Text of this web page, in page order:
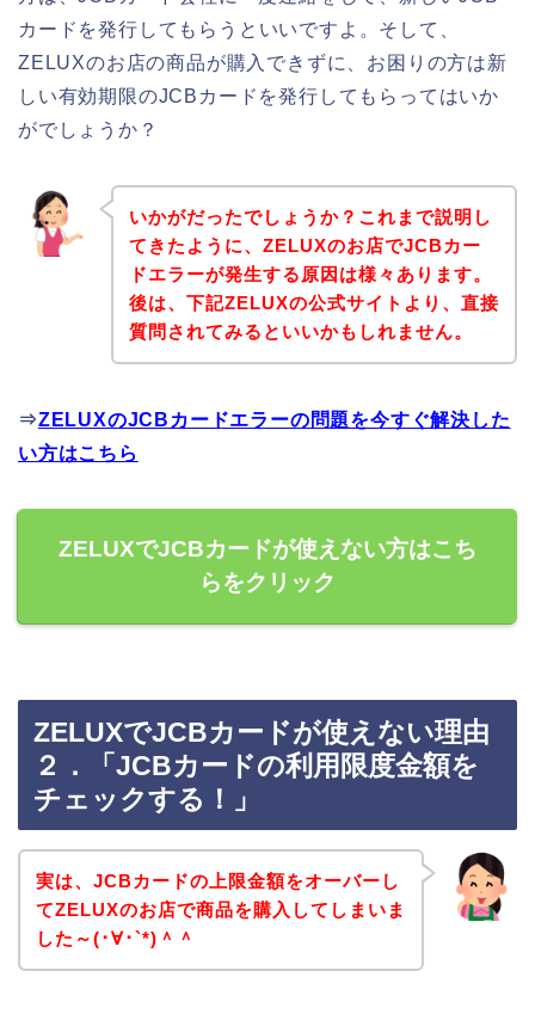
カードを発行してもらうといいですよ。そして、
ZELUXのお店の商品が購入できずに、お困りの方は新
しい有効期限のJCBカードを発行してもらってはいか
がでしょうか？
いかがだったでしょうか？これまで説明し
てきたように、ZELUXのお店でJCBカー
ドエラーが発生する原因は様々あります。
後は、下記ZELUXの公式サイトより、直接
質問されてみるといいかもしれません。
⇒ZELUXのJCBカードエラーの問題を今すぐ解決した
い方はこちら
ZELUXでJCBカードが使えない方はこち
らをクリック
ZELUXでJCBカードが使えない理由
２．「JCBカードの利用限度金額を
チェックする！」
実は、JCBカードの上限金額をオーバーし
てZELUXのお店で商品を購入してしまいま
した～(･∀･`*)＾＾